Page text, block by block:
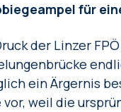
für
der Linzer
ein Ärgernis
weil die